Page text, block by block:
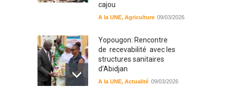
cajou
A la UNE, Agriculture 09/03/2026
Yopougon: Rencontre
de recevabilité avec les
structures sanitaires
d’Abidjan
A la UNE, Actualité 09/03/2026